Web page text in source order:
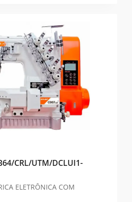
CRL/UTM/DCLUI1-
ELETRÔNICA COM